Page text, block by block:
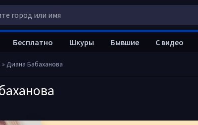
» Диана Бабаханова
Бесплатно Шкуры Бывшие С видео